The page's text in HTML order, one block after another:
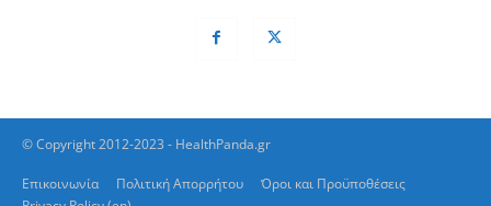
© Copyright 2012-2023 - HealthPanda.gr
Επικοινωνία Πολιτική Απορρήτου
Όροι και Προϋποθέσεις